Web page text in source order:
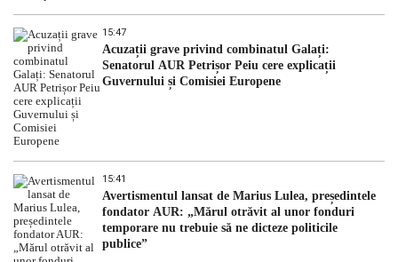
15:47
Acuzații grave privind combinatul Galați:
Senatorul AUR Petrișor Peiu cere explicații
Guvernului și Comisiei Europene
15:41
Avertismentul lansat de Marius Lulea, președintele
fondator AUR: „Mărul otrăvit al unor fonduri
temporare nu trebuie să ne dicteze politicile
publice”